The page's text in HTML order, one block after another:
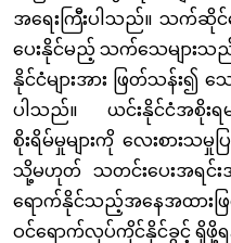
အရေးကြီးပါသည်။ သက်ဆို
ပေးနိုင်မည့် သက်သေများသည်
နိုင်ငံများအား ဖြတ်သန်း၍
ပါသည်။ ယင်းနိုင်ငံအစိုးရ
စိုးရိမ်မှုများကို လေးစားသ
သို့မဟုတ် သတင်းပေးအရင်းအ
ရောက်နိုင်သည့်အနေအထားဖြ
ဝင်ရောက်လုပ်ကိုင်နိုင်ခွင့် ရှိဖို့ရ